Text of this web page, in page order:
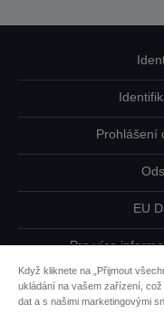
Prohlášení
EU
Pro více
Když kliknete na „Přijmout
ukládání na vašem zařízení,
dat a s našimi marketingovými